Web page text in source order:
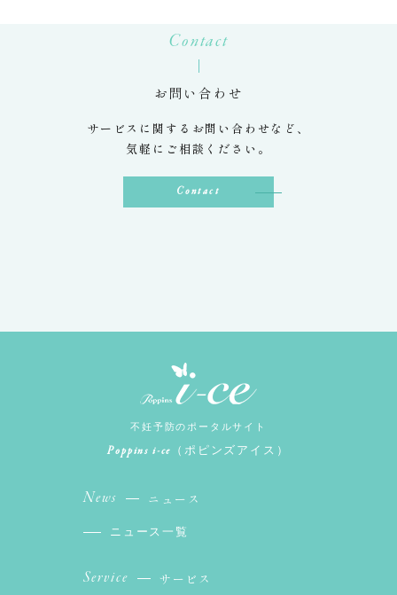
Contact
お問い合わせ
サービスに関するお問い合わせなど、
気軽にご相談ください。
Contact
不妊予防のポータルサイト
Poppins i-ce （ポピンズアイス）
News ニュース
ニュース一覧
Service サービス